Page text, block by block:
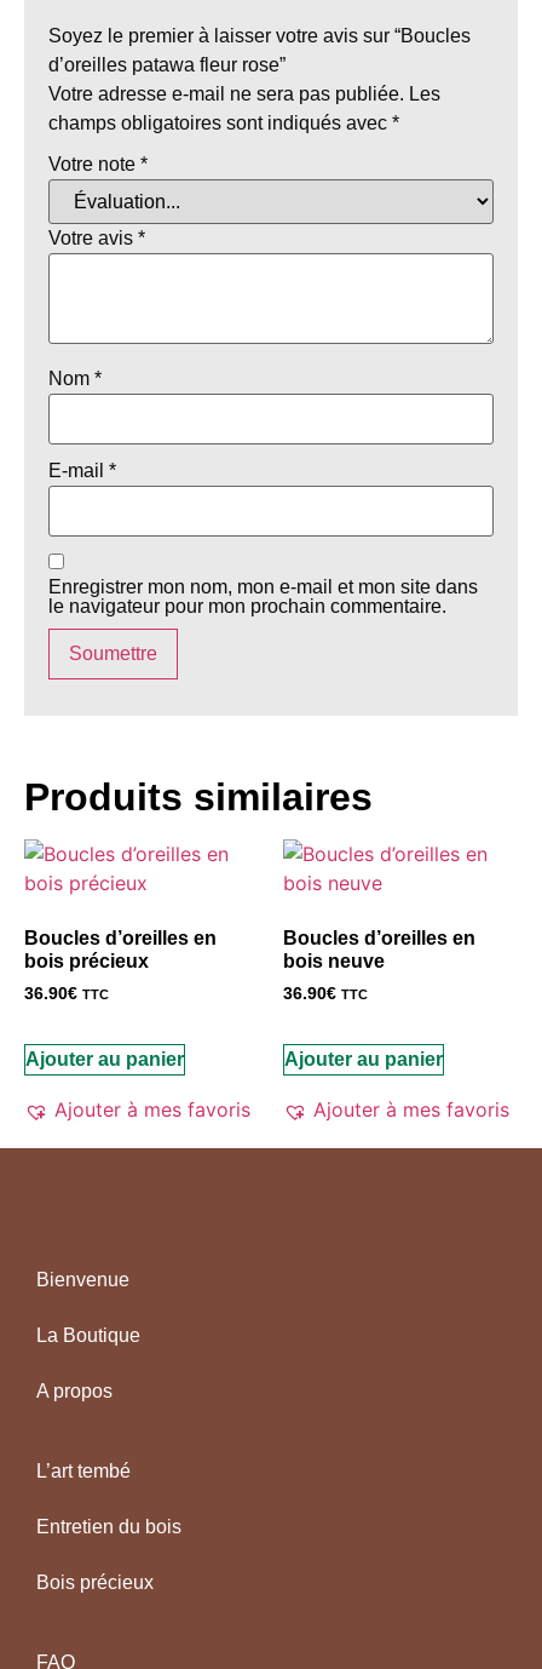
Produits similaires
Boucles d’oreilles en
bois précieux
36.90€ TTC
Ajouter au panier
Ajouter à mes favoris
Boucles d’oreilles en
bois neuve
36.90€ TTC
Ajouter au panier
Ajouter à mes favoris
Soyez le premier à laisser votre avis sur “Boucles
d’oreilles patawa fleur rose”
Votre adresse e-mail ne sera pas publiée. Les
champs obligatoires sont indiqués avec *
Votre note *
Votre avis *
Nom *
E-mail *
Enregistrer mon nom, mon e-mail et mon site dans
le navigateur pour mon prochain commentaire.
Bienvenue
La Boutique
A propos
L’art tembé
Entretien du bois
Bois précieux
FAQ